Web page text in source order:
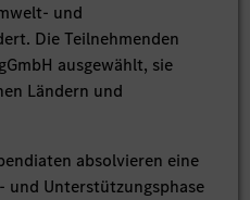
und
Die Teilnehmenden
ausgewählt, sie
Ländern und
absolvieren eine
Unterstützungsphase